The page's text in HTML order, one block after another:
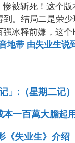
被斩死！这个
到。结局二是荣
冰释前嫌，这
地带 由失业生说
」:（星期二记
一百萬大膽起
《失业生》介绍